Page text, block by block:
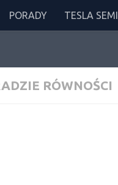
PORADY TESLA SEMI
RÓWNOŚCI